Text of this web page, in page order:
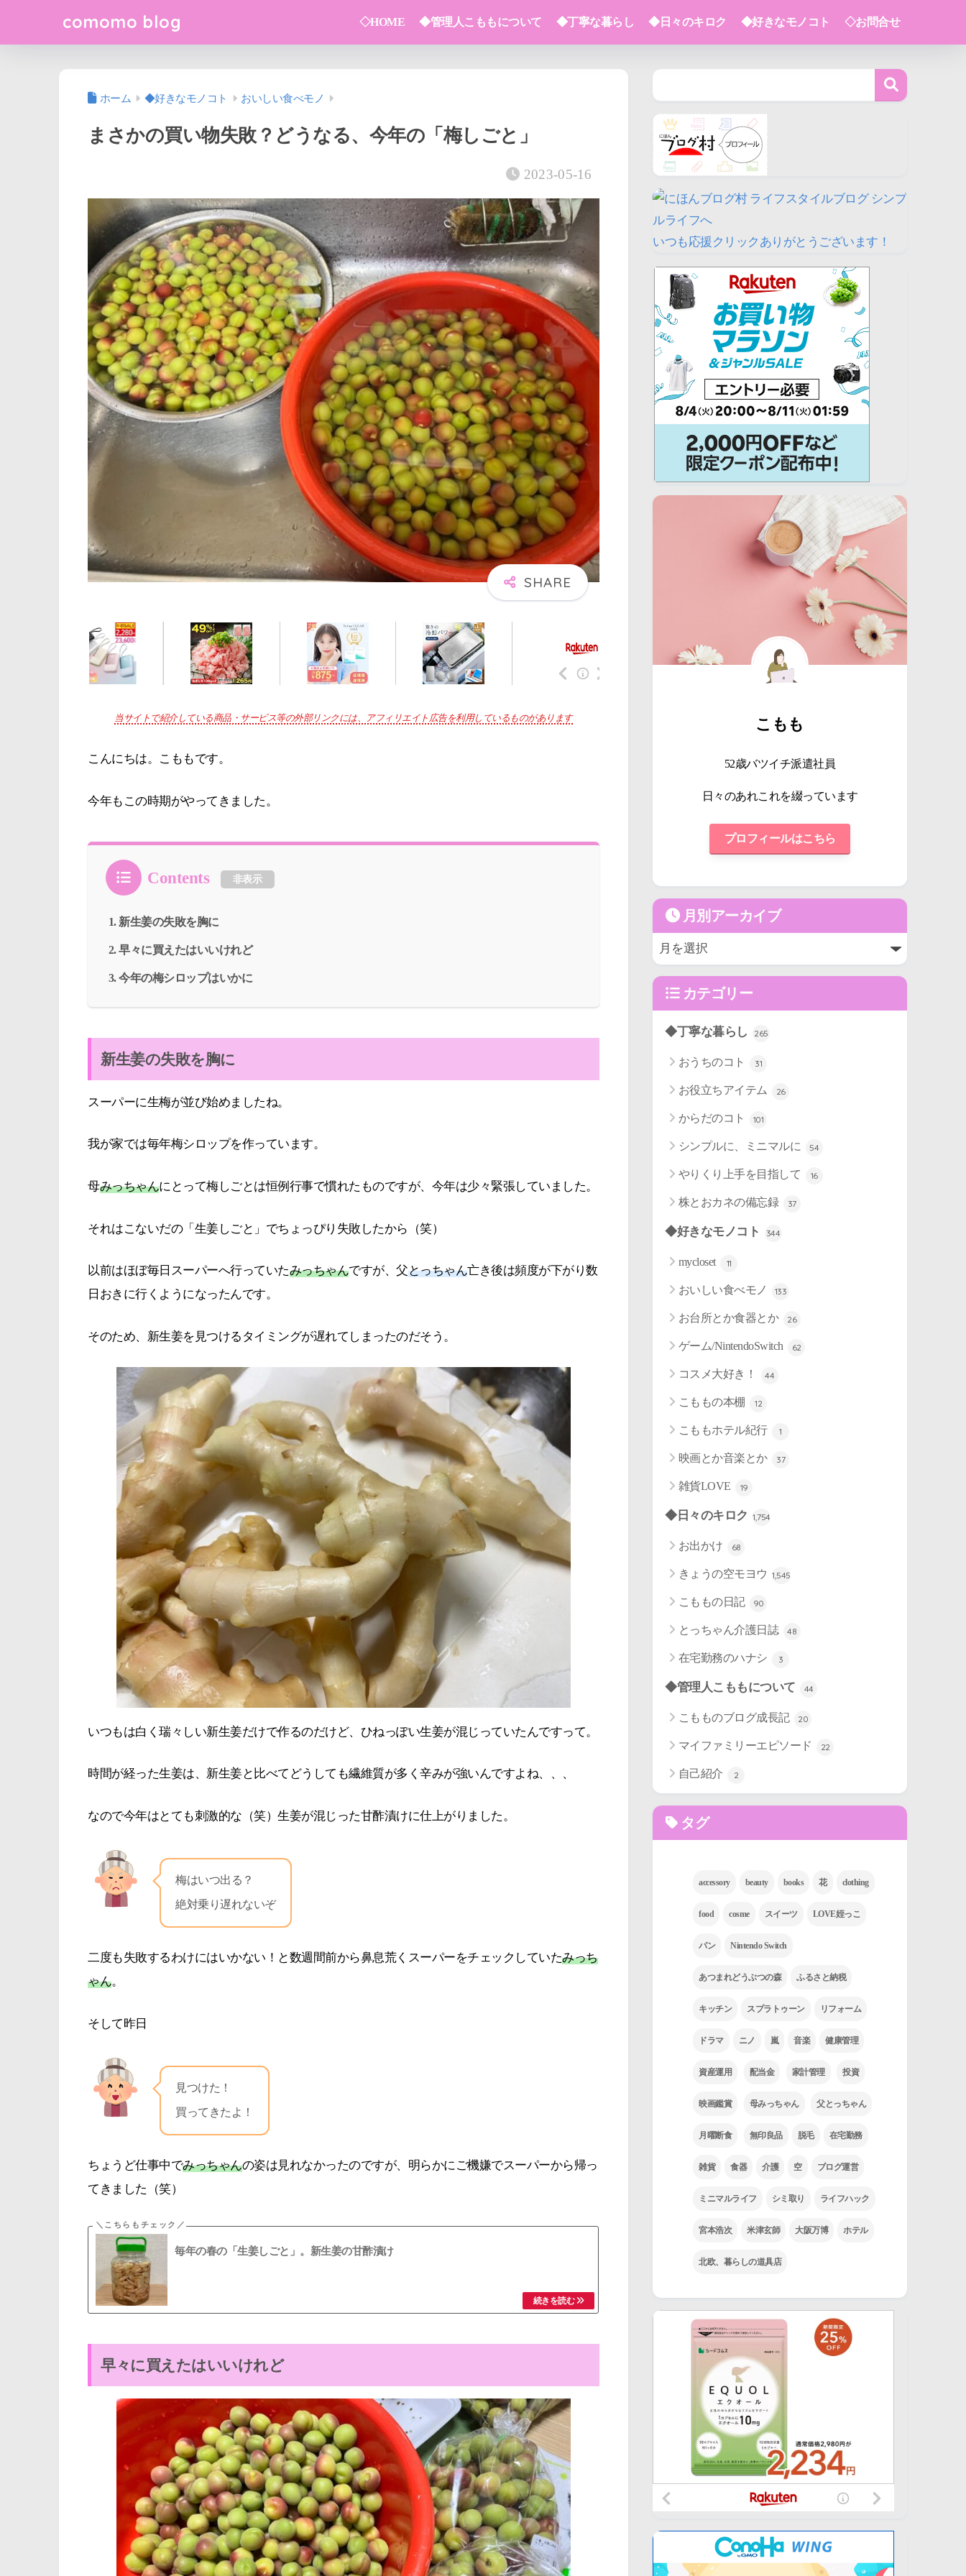
comomo blog ◇HOME ◆管理人こももについて ◆丁寧な暮らし ◆日々のキロク ◆好きなモノコト ◇お問合せ
ホーム ◆好きなモノコト おいしい食べモノ
まさかの買い物失敗？どうなる、今年の「梅しごと」
2023-05-16
当サイトで紹介している商品・サービス等の外部リンクには、アフィリエイト広告を利用しているものがあります
こんにちは。こももです。
今年もこの時期がやってきました。
Contents 非表示
新生姜の失敗を胸に
早々に買えたはいいけれど
今年の梅シロップはいかに
新生姜の失敗を胸に
スーパーに生梅が並び始めましたね。
我が家では毎年梅シロップを作っています。
母みっちゃんにとって梅しごとは恒例行事で慣れたものですが、今年は少々緊張していました。
それはこないだの「生姜しごと」でちょっぴり失敗したから（笑）
以前はほぼ毎日スーパーへ行っていたみっちゃんですが、父とっちゃん亡き後は頻度が下がり数
日おきに行くようになったんです。
そのため、新生姜を見つけるタイミングが遅れてしまったのだそう。
いつもは白く瑞々しい新生姜だけで作るのだけど、ひねっぽい生姜が混じっていたんですって。
時間が経った生姜は、新生姜と比べてどうしても繊維質が多く辛みが強いんですよね、、、
なので今年はとても刺激的な（笑）生姜が混じった甘酢漬けに仕上がりました。
梅はいつ出る？
絶対乗り遅れないぞ
二度も失敗するわけにはいかない！と数週間前から鼻息荒くスーパーをチェックしていたみっち
ゃん。
そして昨日
見つけた！
買ってきたよ！
ちょうど仕事中でみっちゃんの姿は見れなかったのですが、明らかにご機嫌でスーパーから帰っ
てきました（笑）
毎年の春の「生姜しごと」。新生姜の甘酢漬け
早々に買えたはいいけれど
いつも応援クリックありがとうございます！
こもも
52歳バツイチ派遣社員
日々のあれこれを綴っています
プロフィールはこちら
月別アーカイブ
カテゴリー
◆丁寧な暮らし 265
おうちのコト 31
お役立ちアイテム 26
からだのコト 101
シンプルに、ミニマルに 54
やりくり上手を目指して 16
株とおカネの備忘録 37
◆好きなモノコト 344
mycloset 11
おいしい食べモノ 133
お台所とか食器とか 26
ゲーム/NintendoSwitch 62
コスメ大好き！ 44
こももの本棚 12
こももホテル紀行 1
映画とか音楽とか 37
雑貨LOVE 19
◆日々のキロク 1,754
お出かけ 68
きょうの空モヨウ 1,545
こももの日記 90
とっちゃん介護日誌 48
在宅勤務のハナシ 3
◆管理人こももについて 44
こもものブログ成長記 20
マイファミリーエピソード 22
自己紹介 2
タグ
accessory beauty books 花 clothing
food cosme スイーツ LOVE姪っこ
パン Nintendo Switch
あつまれどうぶつの森 ふるさと納税
キッチン スプラトゥーン リフォーム
ドラマ ニノ 嵐 音楽 健康管理
資産運用 配当金 家計管理 投資
映画鑑賞 母みっちゃん 父とっちゃん
月曜断食 無印良品 脱毛 在宅勤務
雑貨 食器 介護 空 ブログ運営
ミニマルライフ シミ取り ライフハック
宮本浩次 米津玄師 大阪万博 ホテル
北欧、暮らしの道具店